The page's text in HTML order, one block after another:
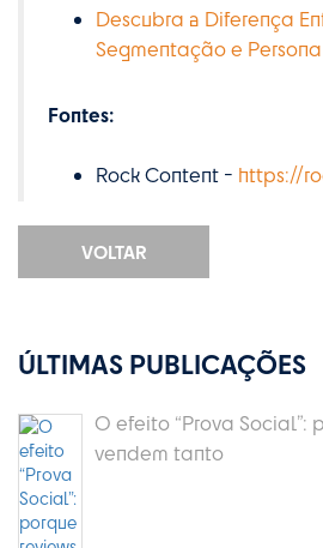
Descubra a Diferença
Segmentação e Persona
Fontes:
Rock Content - https://
VOLTAR
ÚLTIMAS PUBLICAÇÕES
O efeito “Prova Social”:
vendem tanto